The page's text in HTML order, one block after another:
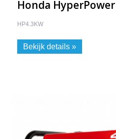
Honda HyperPower
HP4.3KW
Bekijk details »